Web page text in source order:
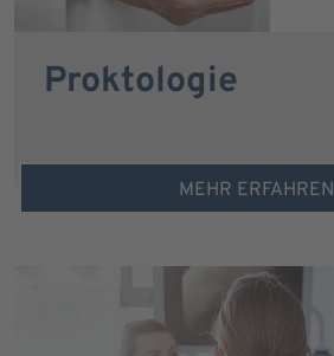
Proktologie
MEHR ERFAHREN